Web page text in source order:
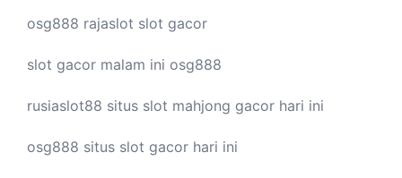
osg888 rajaslot slot gacor
slot gacor malam ini osg888
rusiaslot88 situs slot mahjong gacor hari ini
osg888 situs slot gacor hari ini